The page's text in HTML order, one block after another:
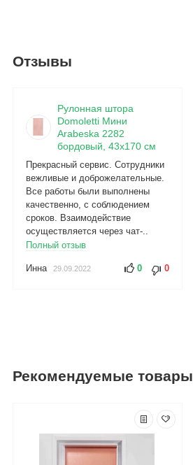
Отзывы
Рулонная штора
Domoletti Мини
Arabeska 2282
бордовый, 43x170 см
Прекрасный сервис. Сотрудники
вежливые и доброжелательные.
Все работы были выполнены
качественно, с соблюдением
сроков. Взаимодействие
осуществляется через чат-..
Полный отзыв
Инна 29.09.2022 0 0
Рекомендуемые товары